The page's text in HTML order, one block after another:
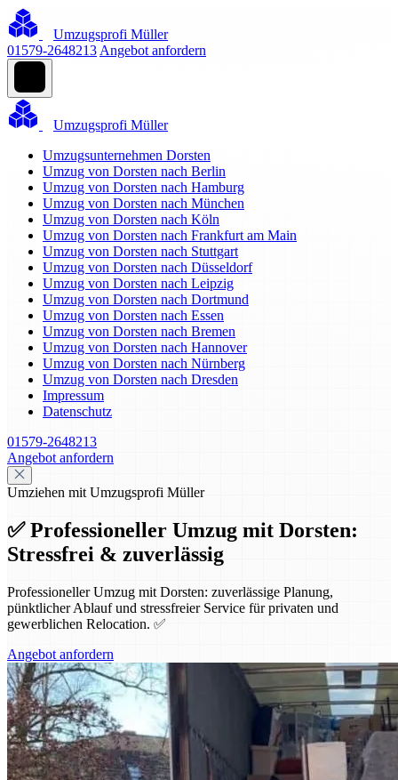
Umzugsprofi Müller
01579-2648213 Angebot anfordern
Umzugsprofi Müller
Umzugsunternehmen Dorsten
Umzug von Dorsten nach Berlin
Umzug von Dorsten nach Hamburg
Umzug von Dorsten nach München
Umzug von Dorsten nach Köln
Umzug von Dorsten nach Frankfurt am Main
Umzug von Dorsten nach Stuttgart
Umzug von Dorsten nach Düsseldorf
Umzug von Dorsten nach Leipzig
Umzug von Dorsten nach Dortmund
Umzug von Dorsten nach Essen
Umzug von Dorsten nach Bremen
Umzug von Dorsten nach Hannover
Umzug von Dorsten nach Nürnberg
Umzug von Dorsten nach Dresden
Impressum
Datenschutz
01579-2648213
Angebot anfordern
Umziehen mit Umzugsprofi Müller
✅ Professioneller Umzug mit Dorsten:
Stressfrei & zuverlässig
Professioneller Umzug mit Dorsten: zuverlässige Planung,
pünktlicher Ablauf und stressfreier Service für privaten und
gewerblichen Relocation. ✅
Angebot anfordern